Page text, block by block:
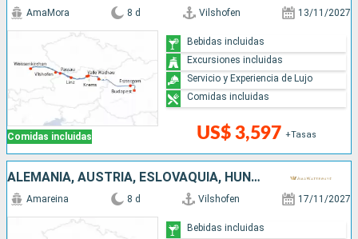
Comidas incluidas
AmaMora 8 d Vilshofen 13/11/2027
US$ 3,597 +Tasas
Bebidas incluidas
Excursiones incluidas
Servicio y Experiencia de Lujo
Comidas incluidas
ALEMANIA, AUSTRIA, ESLOVAQUIA, HUNGRÍA
Amareina 8 d Vilshofen 17/11/2027
Bebidas incluidas